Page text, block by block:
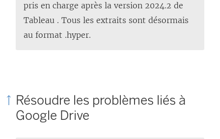
pris en charge après la version 2024.2 de
Tableau . Tous les extraits sont désormais
au format .hyper.
Résoudre les problèmes liés à
Google Drive